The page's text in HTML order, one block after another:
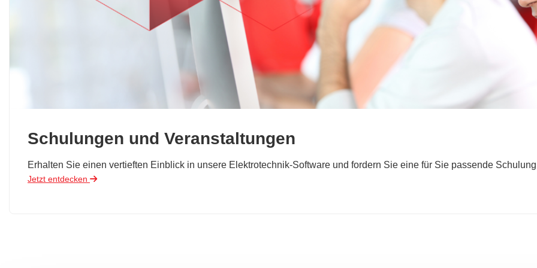
Schulungen und Veranstaltungen
Erhalten Sie einen vertieften Einblick in unsere Elektrotechnik-Software und fordern Sie eine für Sie passende
Jetzt entdecken